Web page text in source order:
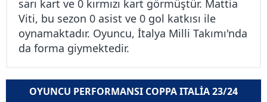
sarı kart ve 0 kırmızı kart görmüştür. Mattia
Viti, bu sezon 0 asist ve 0 gol katkısı ile
oynamaktadır. Oyuncu, İtalya Milli Takımı'nda
da forma giymektedir.
OYUNCU PERFORMANSI COPPA ITALIA 23/24